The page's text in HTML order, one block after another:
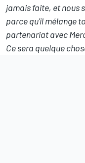
jamais faite, et nous
parce qu'il mélange
partenariat avec
Ce sera quelque